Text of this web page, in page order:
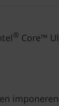
® Core™